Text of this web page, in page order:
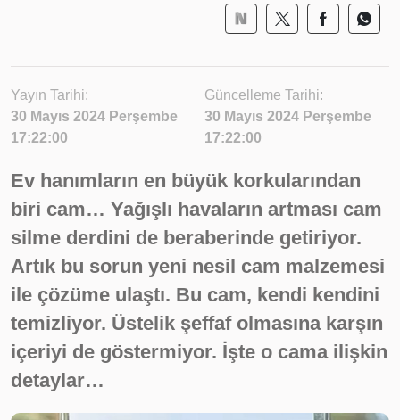
Yayın Tarihi:
30 Mayıs 2024 Perşembe
17:22:00
Güncelleme Tarihi:
30 Mayıs 2024 Perşembe
17:22:00
Ev hanımların en büyük korkularından
biri cam… Yağışlı havaların artması cam
silme derdini de beraberinde getiriyor.
Artık bu sorun yeni nesil cam malzemesi
ile çözüme ulaştı. Bu cam, kendi kendini
temizliyor. Üstelik şeffaf olmasına karşın
içeriyi de göstermiyor. İşte o cama ilişkin
detaylar…